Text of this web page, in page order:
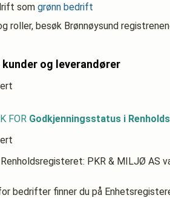
som grønn bedrift
roller, besøk Brønnøysund
og leverandører
FOR Godkjenningsstatus i
PKR & MILJØ AS
bedrifter finner du på